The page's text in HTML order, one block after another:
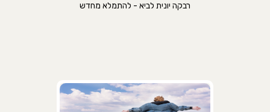
רבקה יונית לביא - להתמלא מחדש